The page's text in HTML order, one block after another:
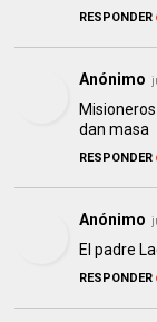
RESPONDER
Anónimo
dan masa
RESPONDER
Anónimo
El padre
RESPONDER